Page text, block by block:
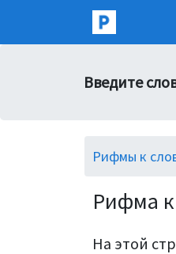
Введите
Рифмы к
Рифма к
На этой